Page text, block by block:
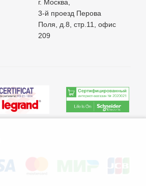
г. Москва,
3-й проезд Перова
Поля, д.8, стр.11, офис
209